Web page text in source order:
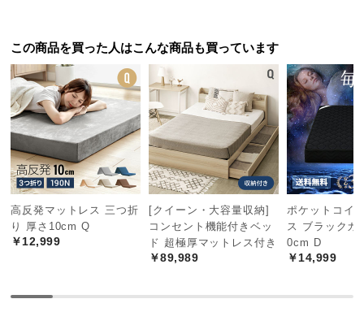
の
配
送
に
つ
い
て
梱
設
ー
シーンに合わせてマルチに活躍
センターテーブルやサイドテーブルなど、アイデア
次第でフリーなレイアウトを実現します。
この商品を買った人はこんな商品も買っています
高反発マットレス 三つ折
り 厚さ10cm Q
￥12,999
[クイーン・大容量収納]
コンセント機能付きベッ
ド 超極厚マットレス付き
￥89,989
ポケットコイ
ス ブラックカ
0cm D
￥14,999